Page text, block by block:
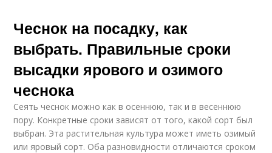
Чеснок на посадку, как
выбрать. Правильные сроки
высадки ярового и озимого
чеснока
Сеять чеснок можно как в осеннюю, так и в весеннюю
пору. Конкретные сроки зависят от того, какой сорт был
выбран. Эта растительная культура может иметь озимый
или яровый сорт. Оба разновидности отличаются сроком